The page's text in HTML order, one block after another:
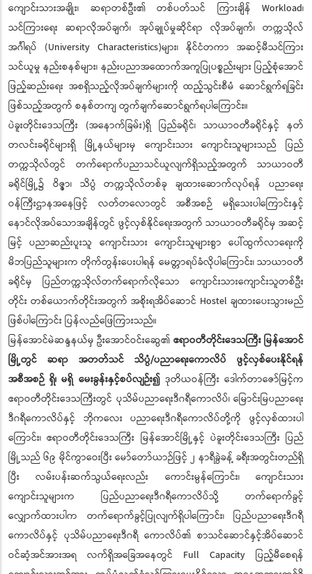
ကျောင်းသားအချိုး၊ ဆရာတစ်ဦး၏ တစ်ပတ်သင် ကြားချိန် Workload၊
သင်ကြားရေး ဆရာလိုအပ်ချက်၊ အုပ်ချုပ်မှုဆိုင်ရာ လိုအပ်ချက်၊ တက္ကသိုလ်
အင်္ဂါရပ် (University Characteristics)များ၊ နိုင်ငံတကာ အဆင့်မီသင်ကြား
သင်ယူမှု နည်းစနစ်များ၊ နည်းပညာအထောက်အကူပြုပစ္စည်းများ ပြည့်စုံအောင်
ဖြည့်ဆည်းရေး အစရှိသည့်လိုအပ်ချက်များကို ထည့်သွင်းစီမံ ဆောင်ရွက်ရခြင်း
ဖြစ်သည့်အတွက် စနစ်တကျ တွက်ချက်ဆောင်ရွက်ရပါကြောင်း။
ပဲခူးတိုင်းဒေသကြီး (အနောက်ခြမ်း)ရှိ ပြည်ခရိုင်၊ သာယာဝတီခရိုင်နှင့် နတ်
တလင်းခရိုင်များရှိ မြို့နယ်များမှ ကျောင်းသား ကျောင်းသူများသည် ပြည်
တက္ကသိုလ်တွင် တက်ရောက်ပညာသင်ယူလျက်ရှိသည့်အတွက် သာယာဝတီ
ခရိုင်မြို့၌ ဝိဇ္ဇာ၊ သိပ္ပံ တက္ကသိုလ်တစ်ခု ချထားဆောက်လုပ်ရန် ပညာရေး
ဝန်ကြီးဌာနအနေဖြင့် လတ်တလောတွင် အစီအစဉ် မရှိသေးပါကြောင်းနှင့်
နောင်လိုအပ်သောအချိန်တွင် ဖွင့်လှစ်နိုင်ရေးအတွက် သာယာဝတီခရိုင်မှ အဆင့်
မြင့် ပညာဆည်းပူးသူ ကျောင်းသား ကျောင်းသူများစွာ ပေါ်ထွက်လာရေးကို
မိဘပြည်သူများက တိုက်တွန်းပေးပါရန် မေတ္တာရပ်ခံလိုပါကြောင်း၊ သာယာဝတီ
ခရိုင်မှ ပြည်တက္ကသိုလ်တက်ရောက်လိုသော ကျောင်းသားကျောင်းသူတစ်ဦး
တိုင်း တစ်ယောက်တိုင်းအတွက် အစိုးရအိပ်ဆောင် Hostel ချထားပေးသွားမည်
ဖြစ်ပါကြောင်း ပြန်လည်ဖြေကြားသည်။
မြန်အောင်မဲဆန္ဒနယ်မှ ဦးအောင်ဝင်းဆွေ၏ ဧရာဝတီတိုင်းဒေသကြီးမြန်အောင်
မြို့တွင် ဆရာ အတတ်သင် သိပ္ပံ/ပညာရေးကောလိပ် ဖွင့်လှစ်ပေးနိုင်ရန်
အစီအစဉ် ရှိ၊ မရှိ မေးခွန်းနှင့်စပ်လျဉ်း၍ ဒုတိယဝန်ကြီး ဒေါက်တာဇော်မြင့်က
ဧရာဝတီတိုင်းဒေသကြီးတွင် ပုသိမ်ပညာရေးဒီဂရီကောလိပ်၊ မြောင်းမြပညာရေး
ဒီဂရီကောလိပ်နှင့် ဘိုကလေး ပညာရေးဒီဂရီကောလိပ်တို့ကို ဖွင့်လှစ်ထားပါ
ကြောင်း၊ ဧရာဝတီတိုင်းဒေသကြီး မြန်အောင်မြို့နှင့် ပဲခူးတိုင်းဒေသကြီး ပြည်
မြို့သည် ၆၉ မိုင်ကွာဝေးပြီး မော်တော်ယာဉ်ဖြင့် ၂ နာရီခွဲခန့် ခရီးအတွင်းတည်ရှိ
ပြီး လမ်းပန်းဆက်သွယ်ရေးလည်း ကောင်းမွန်ကြောင်း၊ ကျောင်းသား
ကျောင်းသူများက ပြည်ပညာရေးဒီဂရီကောလိပ်သို့ တက်ရောက်ခွင့်
လျှောက်ထားပါက တက်ရောက်ခွင့်ပြုလျက်ရှိပါကြောင်း၊ ပြည်ပညာရေးဒီဂရီ
ကောလိပ်နှင့် ပုသိမ်ပညာရေးဒီဂရီ ကောလိပ်၏ စာသင်ဆောင်နှင့်အိပ်ဆောင်
ဝင်ဆံ့အင်အားအရ လက်ရှိအခြေအနေတွင် Full Capacity ပြည့်မီစေရန်